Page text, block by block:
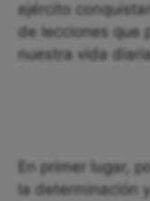
ejército
de lecciones que
nuestra vida
En primer lugar,
la determinación